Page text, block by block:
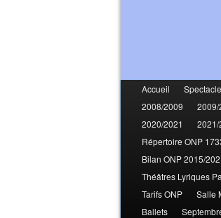
Accueil
2008/2009
2009/
2020/2021
2021/
Répertoire ONP
Bilan ONP 2015/
Théâtres Lyriques
Tarifs ONP
Salle
Ballets